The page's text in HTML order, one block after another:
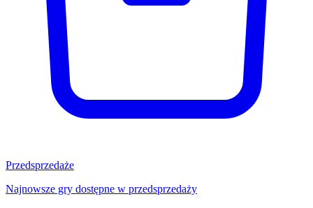
Przedsprzedaże
Najnowsze gry dostępne w przedsprzedaży